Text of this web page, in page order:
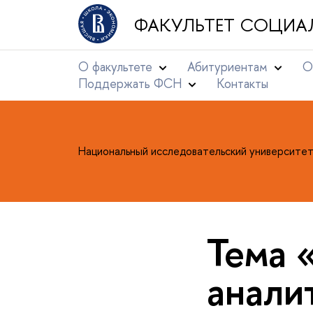
ФАКУЛЬТЕТ
О факультете Абитуриентам
Поддержать ФСН
Контакты
Национальный исследовательский
Тема